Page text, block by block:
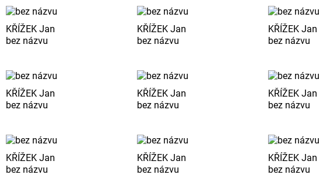
KŘÍŽEK Jan
bez názvu
KŘÍŽEK Jan
bez názvu
KŘÍŽEK Jan
bez názvu
KŘÍŽEK Jan
bez názvu
KŘÍŽEK Jan
bez názvu
KŘÍŽEK Jan
bez názvu
KŘÍŽEK Jan
bez názvu
KŘÍŽEK Jan
bez názvu
KŘÍŽEK Jan
bez názvu